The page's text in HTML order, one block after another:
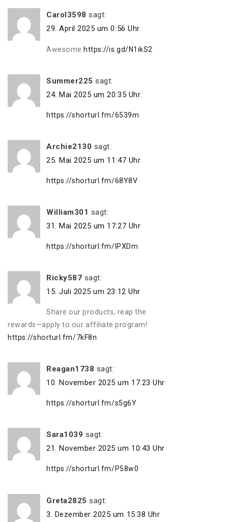
Carol3598 sagt:
29. April 2025 um 0:56 Uhr
Awesomehttps://is.gd/N1ikS2
Summer225 sagt:
24. Mai 2025 um 20:35 Uhr
https://shorturl.fm/6539m
Archie2130 sagt:
25. Mai 2025 um 11:47 Uhr
https://shorturl.fm/68Y8V
William301 sagt:
31. Mai 2025 um 17:27 Uhr
https://shorturl.fm/IPXDm
Ricky587 sagt:
15. Juli 2025 um 23:12 Uhr
Share our products, reap the
rewards—apply to our affiliate program!
https://shorturl.fm/7kF8n
Reagan1738 sagt:
10. November 2025 um 17:23 Uhr
https://shorturl.fm/s5g6Y
Sara1039 sagt:
21. November 2025 um 10:43 Uhr
https://shorturl.fm/P58w0
Greta2825 sagt:
3. Dezember 2025 um 15:38 Uhr